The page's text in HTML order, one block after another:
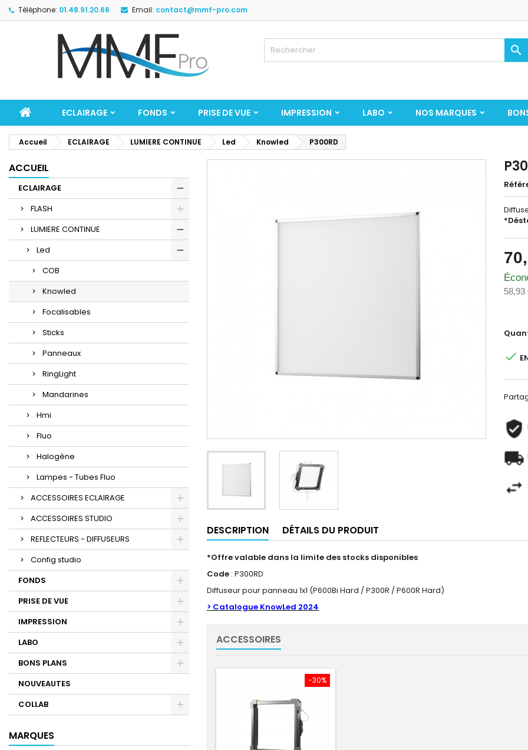
Téléphone: 01.48.91.20.66 Email: contact@mmf-pro.com

ECLAIRAGE FONDS PRISE DE VUE IMPRESSION LABO NOS MARQUES
Accueil ECLAIRAGE LUMIERE CONTINUE Led Knowled P300RD
ACCUEIL
ECLAIRAGE
FLASH
LUMIERE CONTINUE
Led
COB
Knowled
Focalisables
Sticks
Panneaux
RingLight
Mandarines
Hmi
Fluo
Halogène
Lampes - Tubes Fluo
ACCESSOIRES ECLAIRAGE
ACCESSOIRES STUDIO
REFLECTEURS - DIFFUSEURS
Config studio
FONDS
PRISE DE VUE
IMPRESSION
LABO
BONS PLANS
NOUVEAUTES
COLLAB
MARQUES
58,93

DESCRIPTION DÉTAILS DU PRODUIT
*Offre valable dans la limite des stocks disponibles
Code : P300RD
Diffuseur pour panneau 1x1 (P600Bi Hard / P300R / P600R Hard)
> Catalogue KnowLed 2024
ACCESSOIRES
-30%